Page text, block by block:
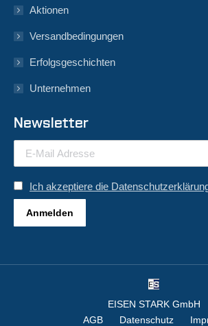
Aktionen
Versandbedingungen
Erfolgsgeschichten
Unternehmen
Newsletter
Ich akzeptiere die
EISEN STARK GmbH
AGB
Datenschutz